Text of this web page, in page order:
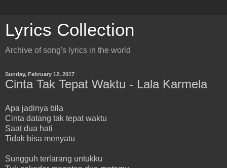
Lyrics Collection
Archive of song's lyrics in the world
Sunday, February 12, 2017
Cinta Tak Tepat Waktu - Lala Karmela
Apa jadinya bila
Cinta datang tak tepat waktu
Saat dua hati
Tidak bisa menyatu
Sungguh terlarang untukku